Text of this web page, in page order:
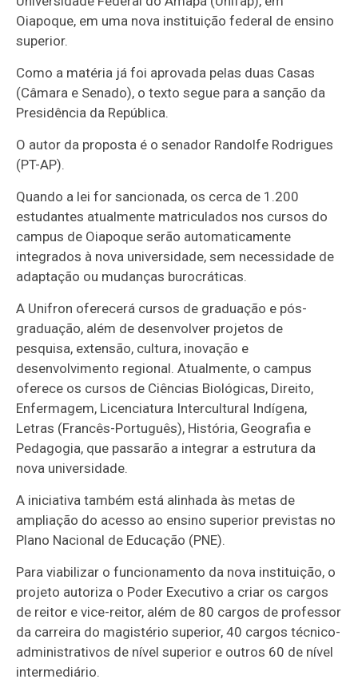
Oiapoque, em uma nova instituição federal de ensino
superior.
Como a matéria já foi aprovada pelas duas Casas
(Câmara e Senado), o texto segue para a sanção da
Presidência da República.
O autor da proposta é o senador Randolfe Rodrigues
(PT-AP).
Quando a lei for sancionada, os cerca de 1.200
estudantes atualmente matriculados nos cursos do
campus de Oiapoque serão automaticamente
integrados à nova universidade, sem necessidade de
adaptação ou mudanças burocráticas.
A Unifron oferecerá cursos de graduação e pós-
graduação, além de desenvolver projetos de
pesquisa, extensão, cultura, inovação e
desenvolvimento regional.Atualmente, o campus
oferece os cursos de Ciências Biológicas, Direito,
Enfermagem, Licenciatura Intercultural Indígena,
Letras (Francês-Português), História, Geografia e
Pedagogia, que passarão a integrar a estrutura da
nova universidade.
A iniciativa também está alinhada às metas de
ampliação do acesso ao ensino superior previstas no
Plano Nacional de Educação (PNE).
Para viabilizar o funcionamento da nova instituição, o
projeto autoriza o Poder Executivo a criar os cargos
de reitor e vice-reitor, além de 80 cargos de professor
da carreira do magistério superior, 40 cargos técnico-
administrativos de nível superior e outros 60 de nível
intermediário.